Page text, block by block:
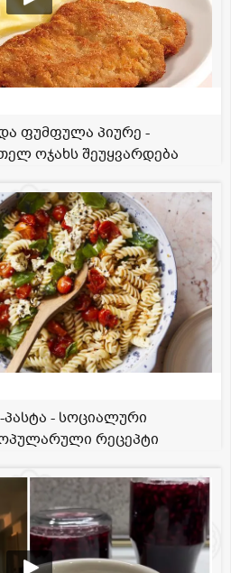
ფუმფულა პიურე -
ოჯახს შეუყვარდება
- სოციალური
რეცეპტი